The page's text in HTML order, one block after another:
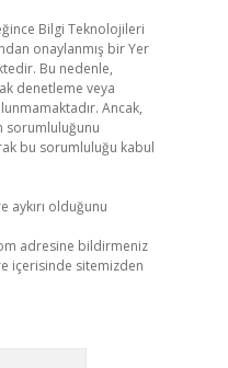
Bilgi Teknolojileri
onaylanmış bir Yer
Bu nedenle,
denetleme veya
Ancak,
sorumluluğunu
bu sorumluluğu kabul
aykırı olduğunu
adresine bildirmeniz
içerisinde sitemizden